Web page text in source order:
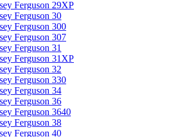
Ferguson 29XP
Ferguson 30
Ferguson 300
Ferguson 307
Ferguson 31
Ferguson 31XP
Ferguson 32
Ferguson 330
Ferguson 34
Ferguson 36
Ferguson 3640
Ferguson 38
Ferguson 40